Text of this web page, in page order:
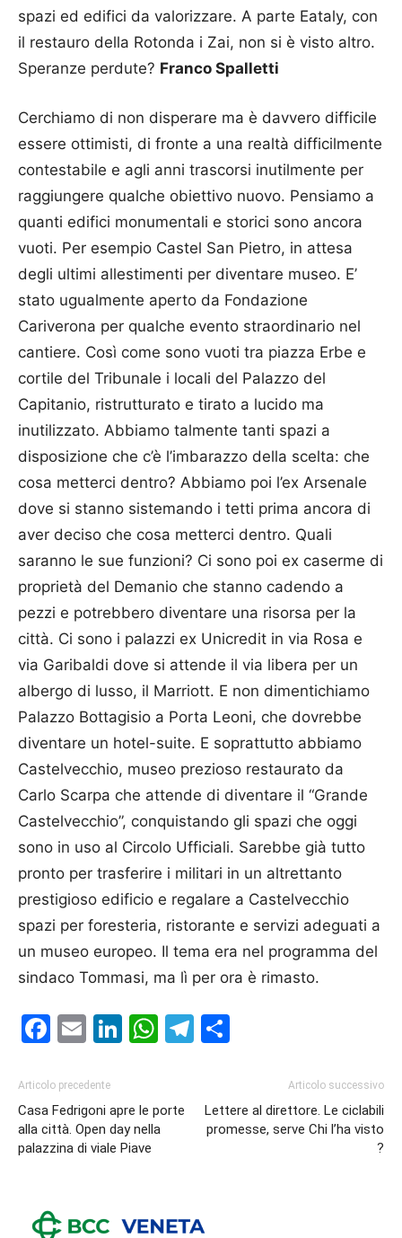
spazi ed edifici da valorizzare. A parte Eataly, con
il restauro della Rotonda i Zai, non si è visto altro.
Speranze perdute? Franco Spalletti
Cerchiamo di non disperare ma è davvero difficile
essere ottimisti, di fronte a una realtà difficilmente
contestabile e agli anni trascorsi inutilmente per
raggiungere qualche obiettivo nuovo. Pensiamo a
quanti edifici monumentali e storici sono ancora
vuoti. Per esempio Castel San Pietro, in attesa
degli ultimi allestimenti per diventare museo. E’
stato ugualmente aperto da Fondazione
Cariverona per qualche evento straordinario nel
cantiere. Così come sono vuoti tra piazza Erbe e
cortile del Tribunale i locali del Palazzo del
Capitanio, ristrutturato e tirato a lucido ma
inutilizzato. Abbiamo talmente tanti spazi a
disposizione che c’è l’imbarazzo della scelta: che
cosa metterci dentro? Abbiamo poi l’ex Arsenale
dove si stanno sistemando i tetti prima ancora di
aver deciso che cosa metterci dentro. Quali
saranno le sue funzioni? Ci sono poi ex caserme di
proprietà del Demanio che stanno cadendo a
pezzi e potrebbero diventare una risorsa per la
città. Ci sono i palazzi ex Unicredit in via Rosa e
via Garibaldi dove si attende il via libera per un
albergo di lusso, il Marriott. E non dimentichiamo
Palazzo Bottagisio a Porta Leoni, che dovrebbe
diventare un hotel-suite. E soprattutto abbiamo
Castelvecchio, museo prezioso restaurato da
Carlo Scarpa che attende di diventare il “Grande
Castelvecchio”, conquistando gli spazi che oggi
sono in uso al Circolo Ufficiali. Sarebbe già tutto
pronto per trasferire i militari in un altrettanto
prestigioso edificio e regalare a Castelvecchio
spazi per foresteria, ristorante e servizi adeguati a
un museo europeo. Il tema era nel programma del
sindaco Tommasi, ma lì per ora è rimasto.
Facebook
EmailLinkedIn
WhatsApp
Telegram
Articolo precedente
Casa Fedrigoni apre le porte
alla città. Open day nella
palazzina di viale Piave
Articolo successivo
Lettere al direttore. Le ciclabili
promesse, serve Chi l’ha visto
?